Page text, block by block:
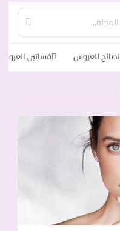
نصائح للعروس فساتين العروس